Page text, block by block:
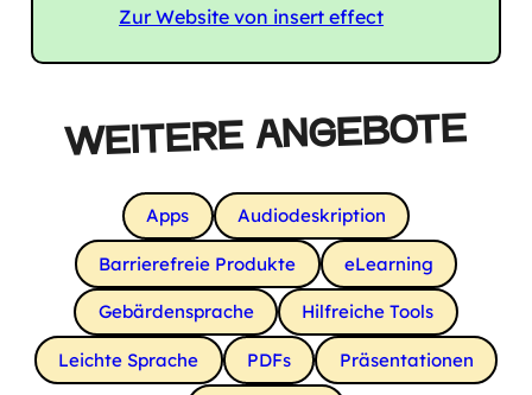
Zur Website von insert effect
WEITERE ANGEBOTE
Apps Audiodeskription
Barrierefreie Produkte eLearning
Gebärdensprache Hilfreiche Tools
Leichte Sprache PDFs Präsentationen